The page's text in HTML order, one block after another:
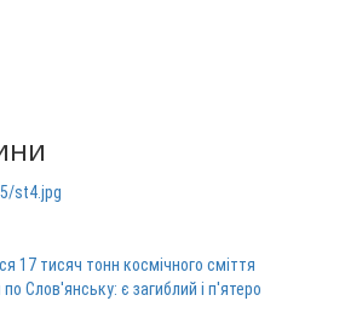
17 тисяч тонн космічного сміття
Слов'янську: є загиблий і п'ятеро